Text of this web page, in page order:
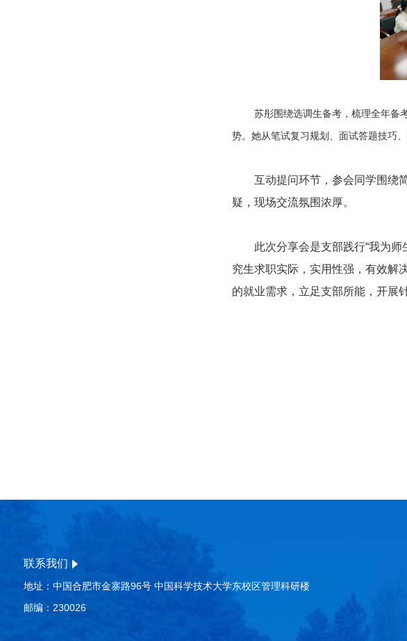
苏彤围绕选调生备考，梳理全年备
势。她从笔试复习规划、面试答题技巧
互动提问环节，参会同学围绕
疑，现场交流氛围浓厚。
此次分享会是支部践行“我为
究生求职实际，实用性强，有效解
的就业需求，立足支部所能，开展
联系我们
地址：中国合肥市金寨路96号 中国科学技术大学东校区管理科研楼
邮编：230026